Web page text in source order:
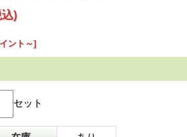
ギ塩タレ ×2缶
ボウの甘辛煮 ×2缶
ゲン（えび、かに、くるみ、小麦、
生（ピーナッツ））不使用です。
知県産）、野菜（白ね
)
ント～]
セット